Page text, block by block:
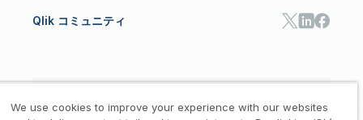
Qlik コミュニティ
We use cookies to improve your experience with our websites